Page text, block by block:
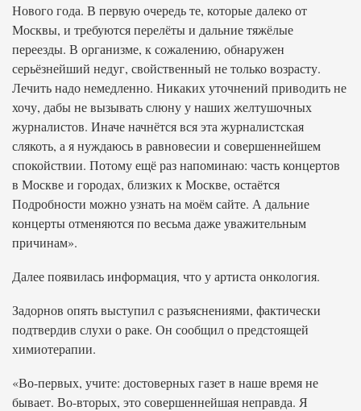
Нового года. В первую очередь те, которые далеко от
Москвы, и требуются перелёты и дальние тяжёлые
переезды. В организме, к сожалению, обнаружен
серьёзнейший недуг, свойственный не только возрасту.
Лечить надо немедленно. Никаких уточнений приводить не
хочу, дабы не вызывать слюну у наших желтушочных
журналистов. Иначе начнётся вся эта журналистская
слякоть, а я нуждаюсь в равновесии и совершеннейшем
спокойствии. Потому ещё раз напоминаю: часть концертов
в Москве и городах, близких к Москве, остаётся
Подробности можно узнать на моём сайте. А дальние
концерты отменяются по весьма даже уважительным
причинам».
Далее появилась информация, что у артиста онкология.
Задорнов опять выступил с разъяснениями, фактически
подтвердив слухи о раке. Он сообщил о предстоящей
химиотерапии.
«Во-первых, учите: достоверных газет в наше время не
бывает. Во-вторых, это совершеннейшая неправда. Я